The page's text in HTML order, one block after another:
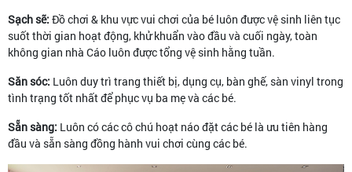
Sạch sẽ: Đồ chơi & khu vực vui chơi của bé luôn được vệ sinh liên tục
suốt thời gian hoạt động, khử khuẩn vào đầu và cuối ngày, toàn
không gian nhà Cáo luôn được tổng vệ sinh hằng tuần.
Săn sóc: Luôn duy trì trang thiết bị, dụng cụ, bàn ghế, sàn vinyl trong
tình trạng tốt nhất để phục vụ ba mẹ và các bé.
Sẵn sàng: Luôn có các cô chú hoạt náo đặt các bé là ưu tiên hàng
đầu và sẵn sàng đồng hành vui chơi cùng các bé.